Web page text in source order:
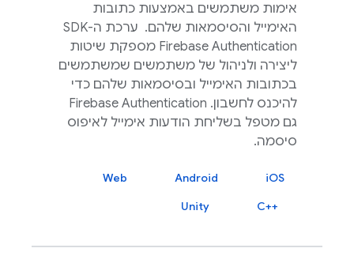
אימות משתמשים באמצעות כתובות
האימייל והסיסמאות שלהם. ‫ ערכת ה-SDK‏
Firebase Authenticationמספקת שיטות
ליצירה ולניהול של משתמשים שמשתמשים
בכתובות האימייל ובסיסמאות שלהם כדי
להיכנס לחשבון. ‫ Firebase Authentication
גם מטפל בשליחת הודעות אימייל לאיפוס
סיסמה.
iOS
Android
Web
C++‎
Unity